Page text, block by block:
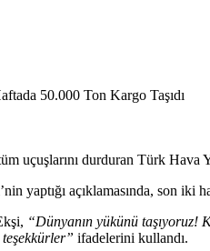
uçuşlarını durduran Türk Hava
yaptığı açıklamasında, son iki
“Dünyanın yükünü taşıyoruz!
ifadelerini kullandı.